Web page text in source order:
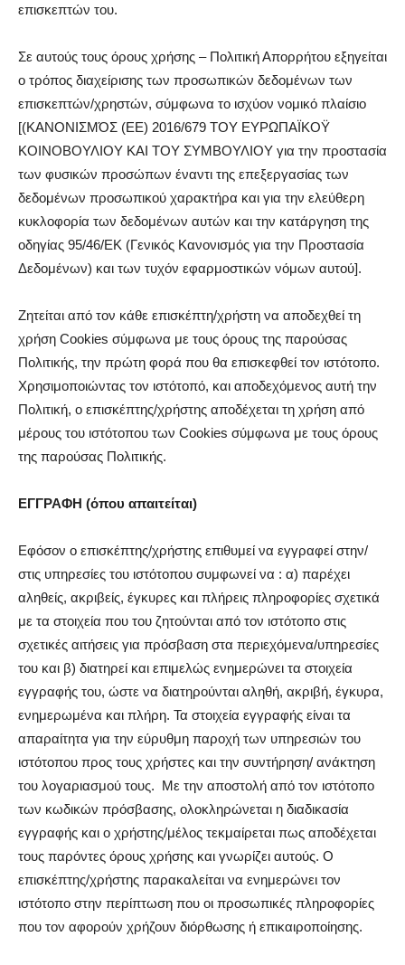
επισκεπτών του.
Σε αυτούς τους όρους χρήσης – Πολιτική Απορρήτου εξηγείται
ο τρόπος διαχείρισης των προσωπικών δεδομένων των
επισκεπτών/χρηστών, σύμφωνα το ισχύον νομικό πλαίσιο
[(ΚΑΝΟΝΙΣΜΌΣ (ΕΕ) 2016/679 ΤΟΥ ΕΥΡΩΠΑΪΚΟΫ
ΚΟΙΝΟΒΟΥΛΙΟΥ ΚΑΙ ΤΟΥ ΣΥΜΒΟΥΛΙΟΥ για την προστασία
των φυσικών προσώπων έναντι της επεξεργασίας των
δεδομένων προσωπικού χαρακτήρα και για την ελεύθερη
κυκλοφορία των δεδομένων αυτών και την κατάργηση της
οδηγίας 95/46/ΕΚ (Γενικός Κανονισμός για την Προστασία
Δεδομένων) και των τυχόν εφαρμοστικών νόμων αυτού].
Ζητείται από τον κάθε επισκέπτη/χρήστη να αποδεχθεί τη
χρήση Cookies σύμφωνα με τους όρους της παρούσας
Πολιτικής, την πρώτη φορά που θα επισκεφθεί τον ιστότοπο.
Χρησιμοποιώντας τον ιστότοπό, και αποδεχόμενος αυτή την
Πολιτική, ο επισκέπτης/χρήστης αποδέχεται τη χρήση από
μέρους του ιστότοπου των Cookies σύμφωνα με τους όρους
της παρούσας Πολιτικής.
ΕΓΓΡΑΦΗ (όπου απαιτείται)
Εφόσον ο επισκέπτης/χρήστης επιθυμεί να εγγραφεί στην/
στις υπηρεσίες του ιστότοπου συμφωνεί να : α) παρέχει
αληθείς, ακριβείς, έγκυρες και πλήρεις πληροφορίες σχετικά
με τα στοιχεία που του ζητούνται από τον ιστότοπο στις
σχετικές αιτήσεις για πρόσβαση στα περιεχόμενα/υπηρεσίες
του και β) διατηρεί και επιμελώς ενημερώνει τα στοιχεία
εγγραφής του, ώστε να διατηρούνται αληθή, ακριβή, έγκυρα,
ενημερωμένα και πλήρη. Τα στοιχεία εγγραφής είναι τα
απαραίτητα για την εύρυθμη παροχή των υπηρεσιών του
ιστότοπου προς τους χρήστες και την συντήρηση/ ανάκτηση
του λογαριασμού τους. Με την αποστολή από τον ιστότοπο
των κωδικών πρόσβασης, ολοκληρώνεται η διαδικασία
εγγραφής και ο χρήστης/μέλος τεκμαίρεται πως αποδέχεται
τους παρόντες όρους χρήσης και γνωρίζει αυτούς. Ο
επισκέπτης/χρήστης παρακαλείται να ενημερώνει τον
ιστότοπο στην περίπτωση που οι προσωπικές πληροφορίες
που τον αφορούν χρήζουν διόρθωσης ή επικαιροποίησης.